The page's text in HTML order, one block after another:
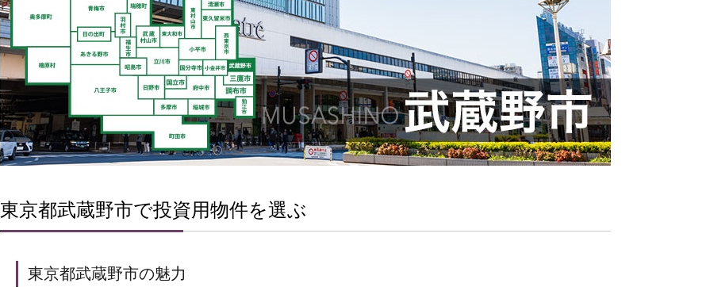
東京都武蔵野市で投資用物件を選ぶ
東京都武蔵野市の魅力